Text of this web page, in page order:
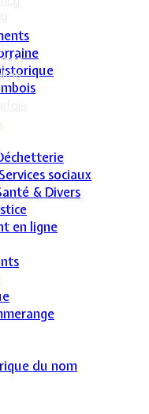
sociaux
& Divers
en ligne
du nom